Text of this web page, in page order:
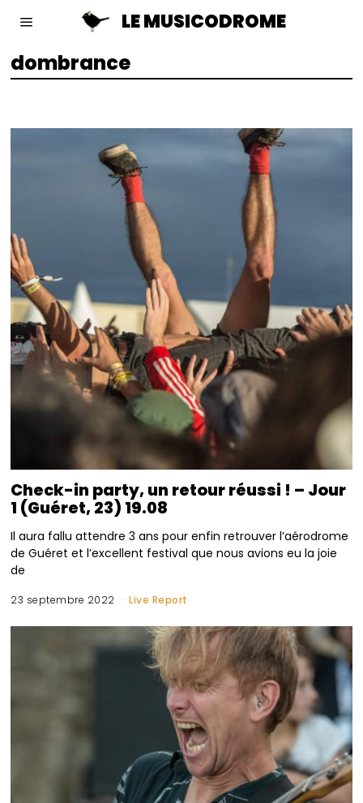
LE MUSICODROME
dombrance
Check-in party, un retour réussi ! – Jour
1 (Guéret, 23) 19.08
Il aura fallu attendre 3 ans pour enfin retrouver l’aérodrome
de Guéret et l’excellent festival que nous avions eu la joie
de
23 septembre 2022 Live Report